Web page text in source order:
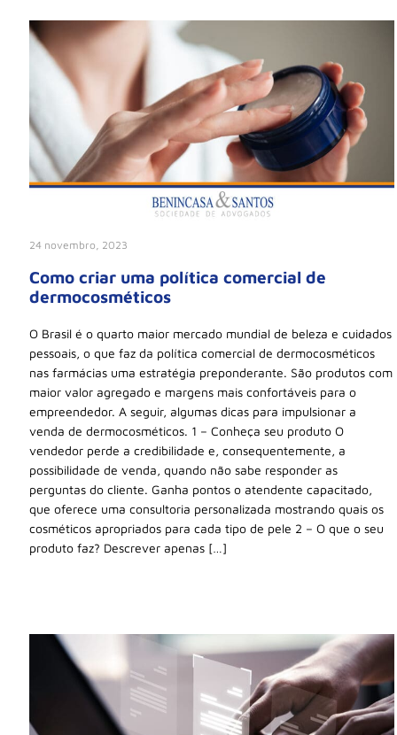
24 novembro, 2023
Como criar uma política comercial de
dermocosméticos
O Brasil é o quarto maior mercado mundial de beleza e cuidados
pessoais, o que faz da política comercial de dermocosméticos
nas farmácias uma estratégia preponderante. São produtos com
maior valor agregado e margens mais confortáveis para o
empreendedor. A seguir, algumas dicas para impulsionar a
venda de dermocosméticos. 1 – Conheça seu produto O
vendedor perde a credibilidade e, consequentemente, a
possibilidade de venda, quando não sabe responder as
perguntas do cliente. Ganha pontos o atendente capacitado,
que oferece uma consultoria personalizada mostrando quais os
cosméticos apropriados para cada tipo de pele 2 – O que o seu
produto faz? Descrever apenas […]